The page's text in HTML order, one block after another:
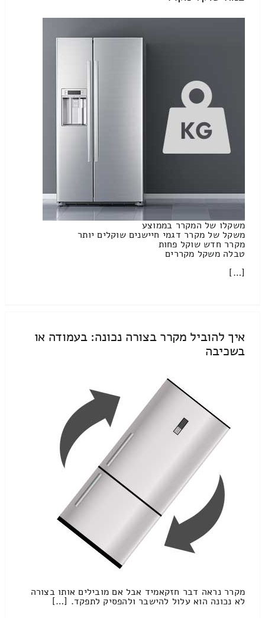
משקלו של המקרר בממוצע
משקל של מקרר דגמי חיישנים שוקלים יותר
מקרר חדש שוקל פחות
טבלה משקל מקררים
[…]
איך להוביל מקרר בצורה נכונה: בעמודה או
בשכיבה
מקרר נראה דבר חזקאמיד אבל אם מובילים אותו בצורה
לא נכונה הוא עלול להישבר ולהפסיק לתפקד. […]